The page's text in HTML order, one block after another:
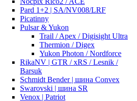
Pard 1+2 | SA/NV008/LRF
Picatinny
Pulsar & Yukon
Trail / Apex / Digisight Ultra
Thermion / Digex
Yukon Photon / Nordforce
RikaNV | GTR / xRS / Lesnik /
Barsuk
Schmidt Bender | шина Convex
Swarovski | шина SR
Venox | Patriot